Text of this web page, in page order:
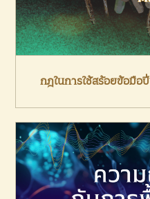
กฎในการใช้สร้อยข้อมือ